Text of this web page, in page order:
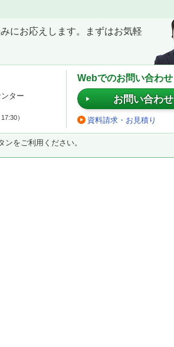
にお応えします。まずはお気軽
ター
）
Webでのお問い合わせ
お問い合わせ
資料請求・お見積り
をご利用ください。